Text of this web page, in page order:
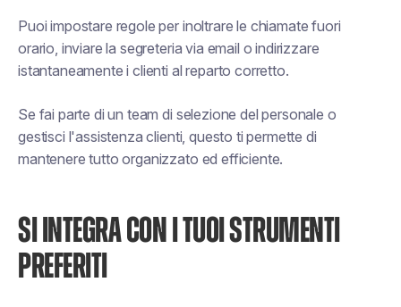
Puoi impostare regole per inoltrare le chiamate fuori
orario, inviare la segreteria via email o indirizzare
istantaneamente i clienti al reparto corretto.
Se fai parte di un team di selezione del personale o
gestisci l'assistenza clienti, questo ti permette di
mantenere tutto organizzato ed efficiente.
SI INTEGRA CON I TUOI STRUMENTI
PREFERITI